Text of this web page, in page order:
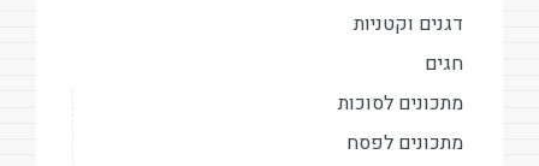
דגנים וקטניות
חגים
מתכונים לסוכות
מתכונים לפסח